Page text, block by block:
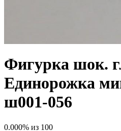
Фигурка шок.
Единорожка
ш001-056
0.000% из 100